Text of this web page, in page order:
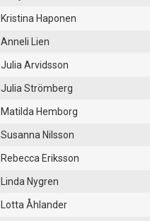
Kristina Haponen
Anneli Lien
Julia Arvidsson
Julia Strömberg
Matilda Hemborg
Susanna Nilsson
Rebecca Eriksson
Linda Nygren
Lotta Åhlander